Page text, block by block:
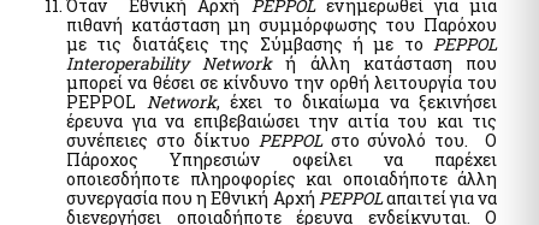
Parliamentary Elections of 21 May 2023
Special Electoral Compensation Payment Service for
Parliamentary Elections of June 25 2023
e-forms
Hide list
Όταν Εθνική Αρχή PEPPOLενημερωθεί για μια
πιθανή κατάσταση μη συμμόρφωσης του Παρόχου
με τις διατάξεις της Σύμβασης ή με το PEPPOL
Interoperability Networkή άλλη κατάσταση που
μπορεί να θέσει σε κίνδυνο την ορθή λειτουργία του
PEPPOL Network, έχει το δικαίωμα να ξεκινήσει
έρευνα για να επιβεβαιώσει την αιτία του και τις
συνέπειες στο δίκτυο PEPPOLστο σύνολό του. Ο
Πάροχος Υπηρεσιών οφείλει να παρέχει
οποιεσδήποτε πληροφορίες και οποιαδήποτε άλλη
συνεργασία που η Εθνική Αρχή PEPPOLαπαιτεί για να
διενεργήσει οποιαδήποτε έρευνα ενδείκνυται. Ο